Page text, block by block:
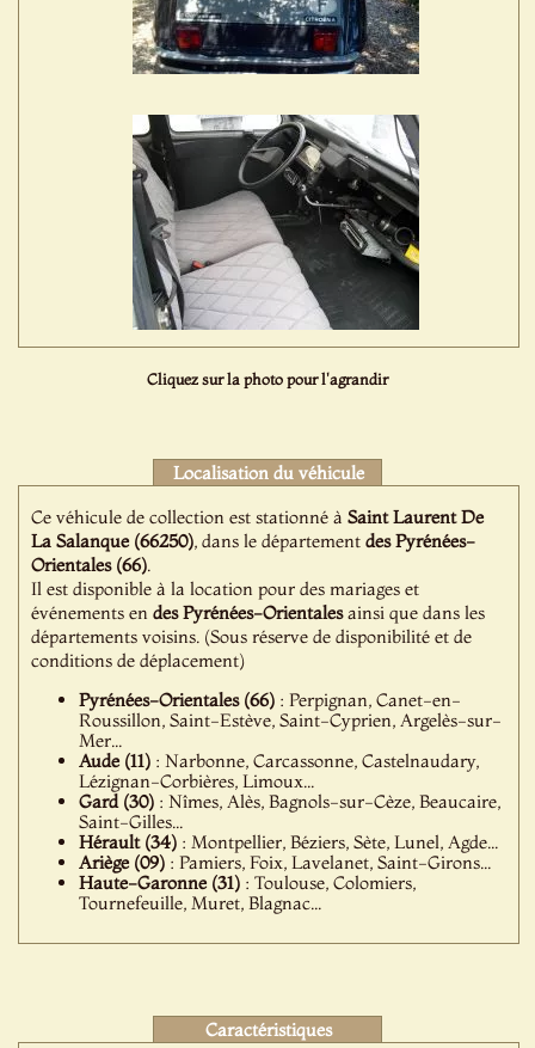
Cliquez sur la photo pour l'agrandir
Localisation du véhicule
Ce véhicule de collection est stationné àSaint Laurent De
La Salanque (66250), dans le départementdes Pyrénées-
Orientales (66).
Il est disponible à la location pour des mariages et
événements endes Pyrénées-Orientalesainsi que dans les
départements voisins. (Sous réserve de disponibilité et de
conditions de déplacement)
Pyrénées-Orientales (66) : Perpignan, Canet-en-
Roussillon, Saint-Estève, Saint-Cyprien, Argelès-sur-
Mer...
Aude (11) : Narbonne, Carcassonne, Castelnaudary,
Lézignan-Corbières, Limoux...
Gard (30) : Nîmes, Alès, Bagnols-sur-Cèze, Beaucaire,
Saint-Gilles...
Hérault (34) : Montpellier, Béziers, Sète, Lunel, Agde...
Ariège (09) : Pamiers, Foix, Lavelanet, Saint-Girons...
Haute-Garonne (31) : Toulouse, Colomiers,
Tournefeuille, Muret, Blagnac...
Caractéristiques